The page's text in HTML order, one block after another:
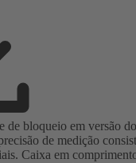
de bloqueio em versão do
de medição
Caixa em